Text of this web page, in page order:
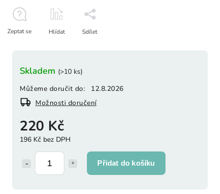
220 Kč
196 Kč bez DPH
Přidat do košíku
Skladem (>10 ks)
Můžeme doručit do:
12.8.2026
Možnosti doručení
Zeptat se Hlídat Sdílet